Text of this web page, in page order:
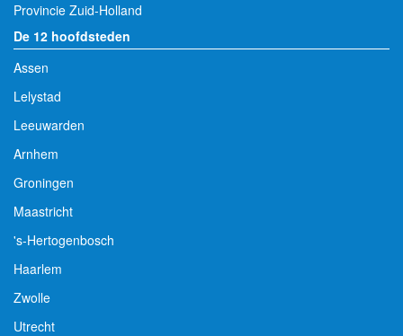
Provincie Zuid-Holland
De 12 hoofdsteden
Assen
Lelystad
Leeuwarden
Arnhem
Groningen
Maastricht
's-Hertogenbosch
Haarlem
Zwolle
Utrecht